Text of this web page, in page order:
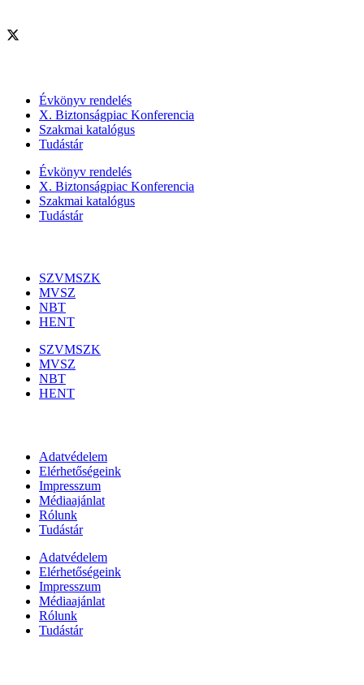
Évkönyv rendelés
X. Biztonságpiac Konferencia
Szakmai katalógus
Tudástár
Évkönyv rendelés
X. Biztonságpiac Konferencia
Szakmai katalógus
Tudástár
SZVMSZK
MVSZ
NBT
HENT
SZVMSZK
MVSZ
NBT
HENT
Adatvédelem
Elérhetőségeink
Impresszum
Médiaajánlat
Rólunk
Tudástár
Adatvédelem
Elérhetőségeink
Impresszum
Médiaajánlat
Rólunk
Tudástár